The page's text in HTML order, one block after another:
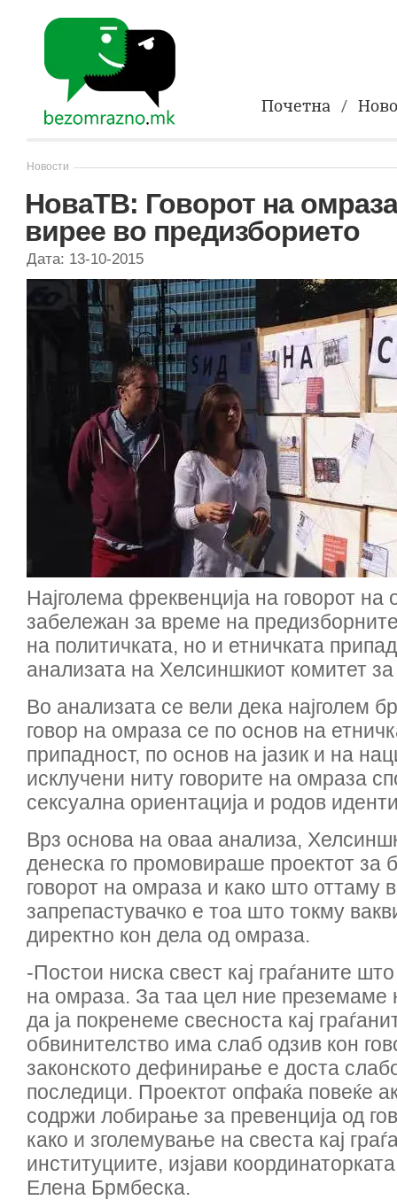
Почетна
Новости
НоваТВ: Говорот на
вирее во предизборието
Дата: 13-10-2015
Најголема фреквенција на говорот на
забележан за време на
на политичкатa, но и етничката
анализата на Хелсиншкиот комитет
Во анализата се вели дека најголем
говор на омраза се по основ на
припадност, по основ на јазик и на
исклучени ниту говорите на омраза
сексуална ориентација и родов
Врз основа на оваа анализа,
денеска го промовираше проектот за
говорот на омраза и како што оттаму
запрепастувачко е тоа што токму
директно кон дела од омраза.
-Постои ниска свест кај граѓаните
на омраза. За таа цел ние преземаме
да ја покренеме свесноста кај
обвинителство има слаб одзив кон
законското дефинирање е доста
последици. Проектот опфаќа повеќе
содржи лобирање за превенција од
како и зголемување на свеста кај
институциите, изјави
Елена Брмбеска.